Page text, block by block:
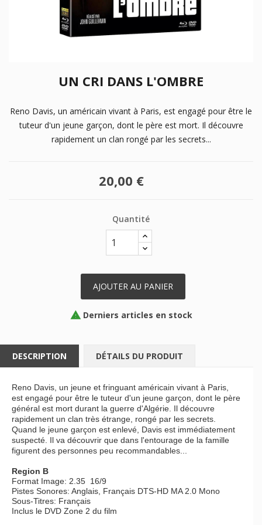
UN CRI DANS L'OMBRE
Reno Davis, un américain vivant à Paris, est engagé pour être le
tuteur d'un jeune garçon, dont le père est mort. Il découvre
rapidement un clan rongé par les secrets...
20,00 €
Quantité
AJOUTER AU PANIER
 Derniers articles en stock
DESCRIPTION DÉTAILS DU PRODUIT
Reno Davis, un jeune et fringuant américain vivant à Paris,
est engagé pour être le tuteur d'un jeune garçon, dont le père
général est mort durant la guerre d'Algérie. Il découvre
rapidement un clan très étrange, rongé par les secrets.
Quand le jeune garçon est enlevé, Davis est immédiatement
suspecté. Il va découvrir que dans l'entourage de la famille
figurent des personnes peu recommandables...
Region B
Format Image: 2.35 16/9
Pistes Sonores: Anglais, Français DTS-HD MA 2.0 Mono
Sous-Titres: Français
Inclus le DVD Zone 2 du film